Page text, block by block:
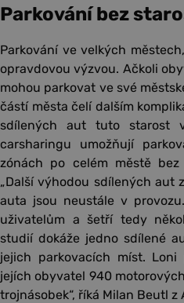
Parkování bez
Parkování ve velkých
opravdovou výzvou. Ačkoli
mohou parkovat ve své
částí města čelí dalším
sdílených aut tuto starost
carsharingu umožňují
zónách po celém městě
„Další výhodou sdílených aut
auta jsou neustále v
uživatelům a šetří tedy
studií dokáže jedno sdílené
jejich parkovacích míst.
jejích obyvatel 940
trojnásobek“, říká Milan Beutl